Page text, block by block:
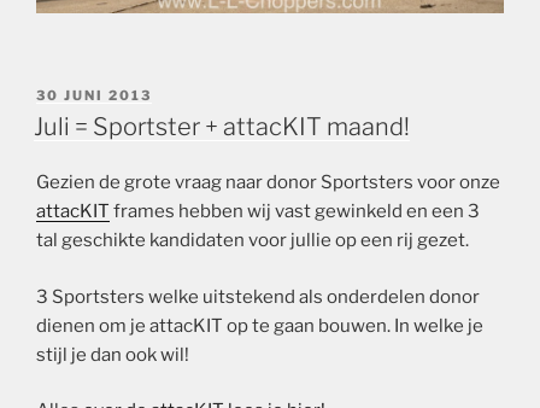
GEPLAATST
OP
30 JUNI 2013
Juli = Sportster + attacKIT maand!
Gezien de grote vraag naar donor Sportsters voor onze
attacKIT frames hebben wij vast gewinkeld en een 3
tal geschikte kandidaten voor jullie op een rij gezet.
3 Sportsters welke uitstekend als onderdelen donor
dienen om je attacKIT op te gaan bouwen. In welke je
stijl je dan ook wil!